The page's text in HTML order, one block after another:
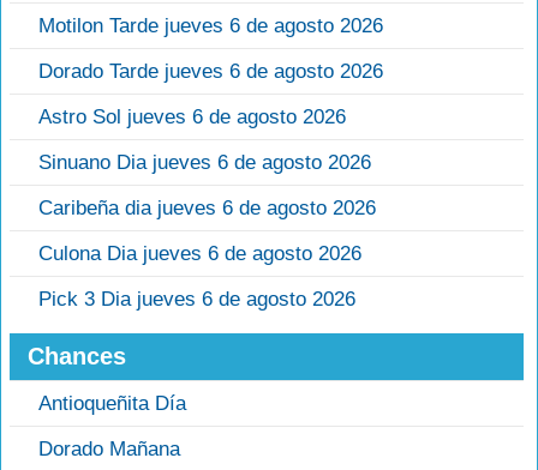
Motilon Tarde jueves 6 de agosto 2026
Dorado Tarde jueves 6 de agosto 2026
Astro Sol jueves 6 de agosto 2026
Sinuano Dia jueves 6 de agosto 2026
Caribeña dia jueves 6 de agosto 2026
Culona Dia jueves 6 de agosto 2026
Pick 3 Dia jueves 6 de agosto 2026
Chances
Antioqueñita Día
Dorado Mañana